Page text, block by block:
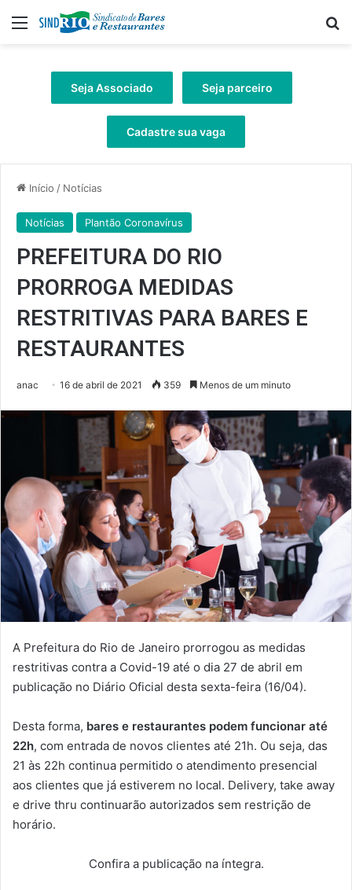
Menu
Seja Associado Seja parceiro
Cadastre sua vaga
Início / Notícias
Notícias Plantão Coronavírus
PREFEITURA DO RIO
PRORROGA MEDIDAS
RESTRITIVAS PARA BARES E
RESTAURANTES
anac 16 de abril de 2021 359 Menos de um minuto
A Prefeitura do Rio de Janeiro prorrogou as medidas
restritivas contra a Covid-19 até o dia 27 de abril em
publicação no Diário Oficial desta sexta-feira (16/04).
Desta forma, bares e restaurantes podem funcionar até
22h, com entrada de novos clientes até 21h. Ou seja, das
21 às 22h continua permitido o atendimento presencial
aos clientes que já estiverem no local. Delivery, take away
e drive thru continuarão autorizados sem restrição de
horário.
Confira a publicação na íntegra.